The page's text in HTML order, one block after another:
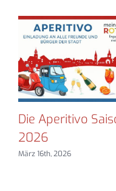
Die Aperitivo
2026
März 16th, 2026